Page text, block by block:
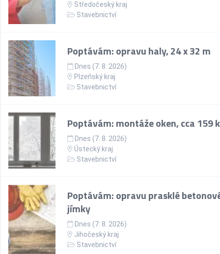
Středočeský kraj
Stavebnictví
Poptávám: opravu haly, 24 x 32 m
Dnes (7. 8. 2026)
Plzeňský kraj
Stavebnictví
Poptávám: montáže oken, cca 159
Dnes (7. 8. 2026)
Ústecký kraj
Stavebnictví
Poptávám: opravu prasklé
jímky
Dnes (7. 8. 2026)
Jihočeský kraj
Stavebnictví